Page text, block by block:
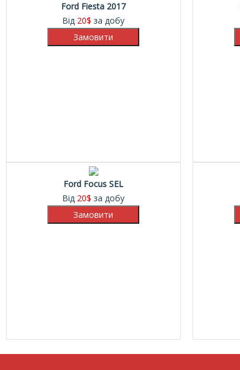
Ford Fiesta 2017
Від 20$ за добу
Ford Focus SEL
Від 20$ за добу